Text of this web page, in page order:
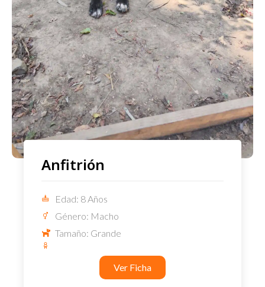
Anfitrión
Edad: 8 Años
Género: Macho
Tamaño: Grande
Ver Ficha